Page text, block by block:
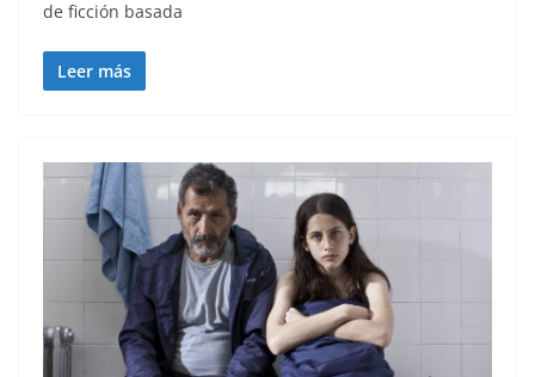
de ficción basada
Leer más